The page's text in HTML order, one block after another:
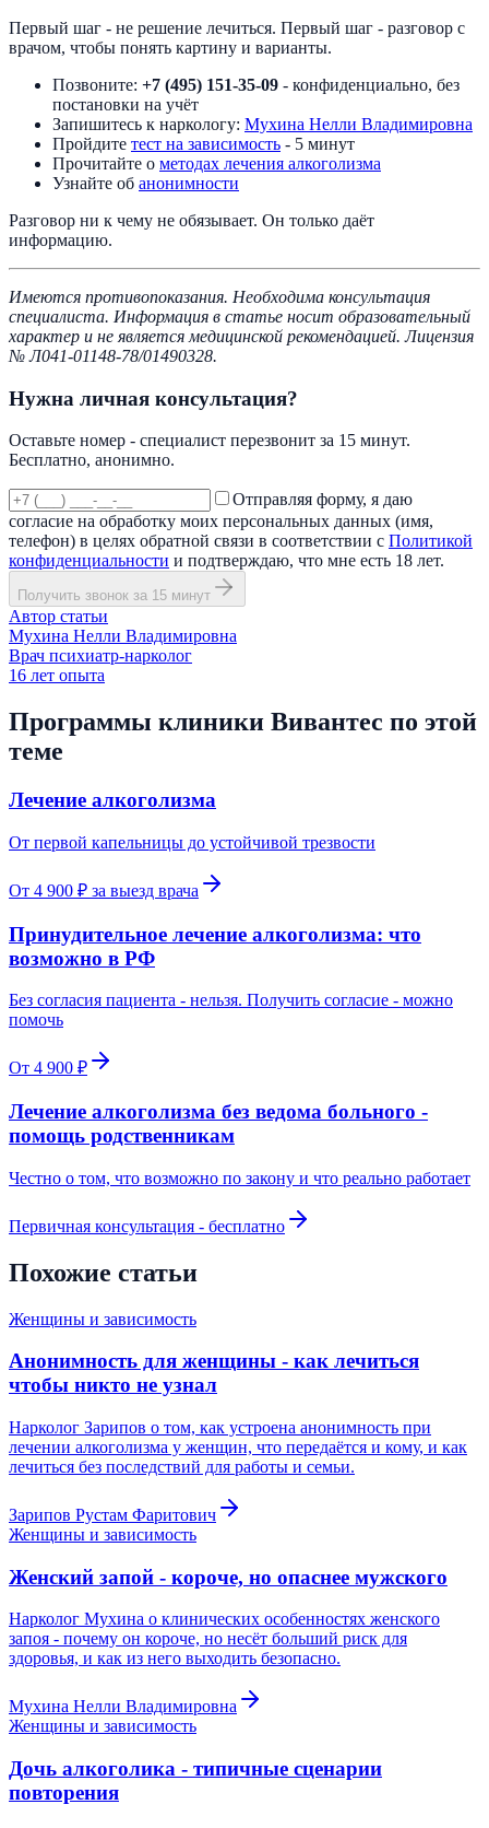
Первый шаг - не решение лечиться. Первый шаг - разговор с
врачом, чтобы понять картину и варианты.
Позвоните: +7 (495) 151-35-09 - конфиденциально, без
постановки на учёт
Запишитесь к наркологу: Мухина Нелли Владимировна
Пройдите тест на зависимость - 5 минут
Прочитайте о методах лечения алкоголизма
Узнайте об анонимности
Разговор ни к чему не обязывает. Он только даёт
информацию.
Имеются противопоказания. Необходима консультация
специалиста. Информация в статье носит образовательный
характер и не является медицинской рекомендацией. Лицензия
№ Л041-01148-78/01490328.
Нужна личная консультация?
Оставьте номер - специалист перезвонит за 15 минут.
Бесплатно, анонимно.
Отправляя форму, я даю
согласие на обработку моих персональных данных (имя,
телефон) в целях обратной связи в соответствии с Политикой
конфиденциальности и подтверждаю, что мне есть 18 лет.
Получить звонок за 15 минут
Автор статьи
Мухина Нелли Владимировна
Врач психиатр-нарколог
16 лет опыта
Программы клиники Вивантес по этой
теме
Лечение алкоголизма
От первой капельницы до устойчивой трезвости
От 4 900 ₽ за выезд врача
Принудительное лечение алкоголизма: что
возможно в РФ
Без согласия пациента - нельзя. Получить согласие - можно
помочь
От 4 900 ₽
Лечение алкоголизма без ведома больного -
помощь родственникам
Честно о том, что возможно по закону и что реально работает
Первичная консультация - бесплатно
Похожие статьи
Женщины и зависимость
Анонимность для женщины - как лечиться
чтобы никто не узнал
Нарколог Зарипов о том, как устроена анонимность при
лечении алкоголизма у женщин, что передаётся и кому, и как
лечиться без последствий для работы и семьи.
Зарипов Рустам Фаритович
Женщины и зависимость
Женский запой - короче, но опаснее мужского
Нарколог Мухина о клинических особенностях женского
запоя - почему он короче, но несёт больший риск для
здоровья, и как из него выходить безопасно.
Мухина Нелли Владимировна
Женщины и зависимость
Дочь алкоголика - типичные сценарии
повторения